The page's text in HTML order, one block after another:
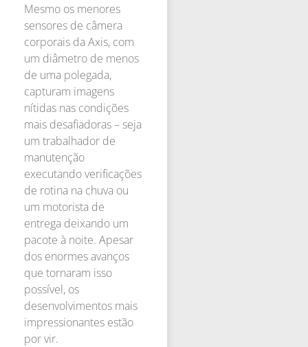
Mesmo os menores
sensores de câmera
corporais da Axis, com
um diâmetro de menos
de uma polegada,
capturam imagens
nítidas nas condições
mais desafiadoras – seja
um trabalhador de
manutenção
executando verificações
de rotina na chuva ou
um motorista de
entrega deixando um
pacote à noite. Apesar
dos enormes avanços
que tornaram isso
possível, os
desenvolvimentos mais
impressionantes estão
por vir.